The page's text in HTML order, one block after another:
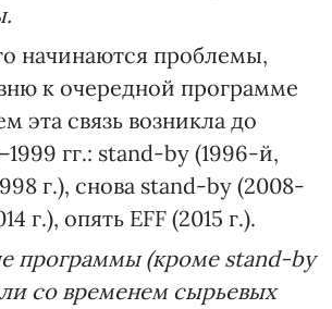
начинаются проблемы,
к очередной программе
эта связь возникла до
гг.: stand-by (1996-й,
г.), снова stand-by (2008-
г.), опять EFF (2015 г.).
программы (кроме stand-by
со временем сырьевых